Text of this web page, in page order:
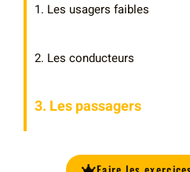
1. Les usagers faibles
2. Les conducteurs
3. Les passagers